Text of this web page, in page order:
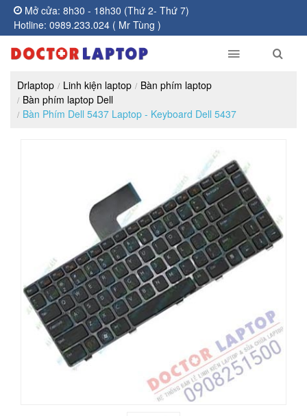
Mở cửa: 8h30 - 18h30 (Thứ 2- Thứ 7)
Hotline: 0989.233.024 ( Mr Tùng )
Drlaptop Linh kiện laptop
Bàn phím laptop
Bàn phím laptop Dell
Bàn Phím Dell 5437 Laptop - Keyboard Dell 5437